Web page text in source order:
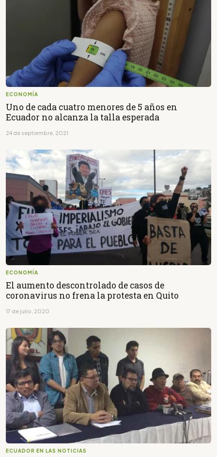
ECONOMÍA
Uno de cada cuatro menores de 5 años en
Ecuador no alcanza la talla esperada
24 de septiembre, 2021
ECONOMÍA
El aumento descontrolado de casos de
coronavirus no frena la protesta en Quito
17 de julio, 2020
ECUADOR EN LAS NOTICIAS